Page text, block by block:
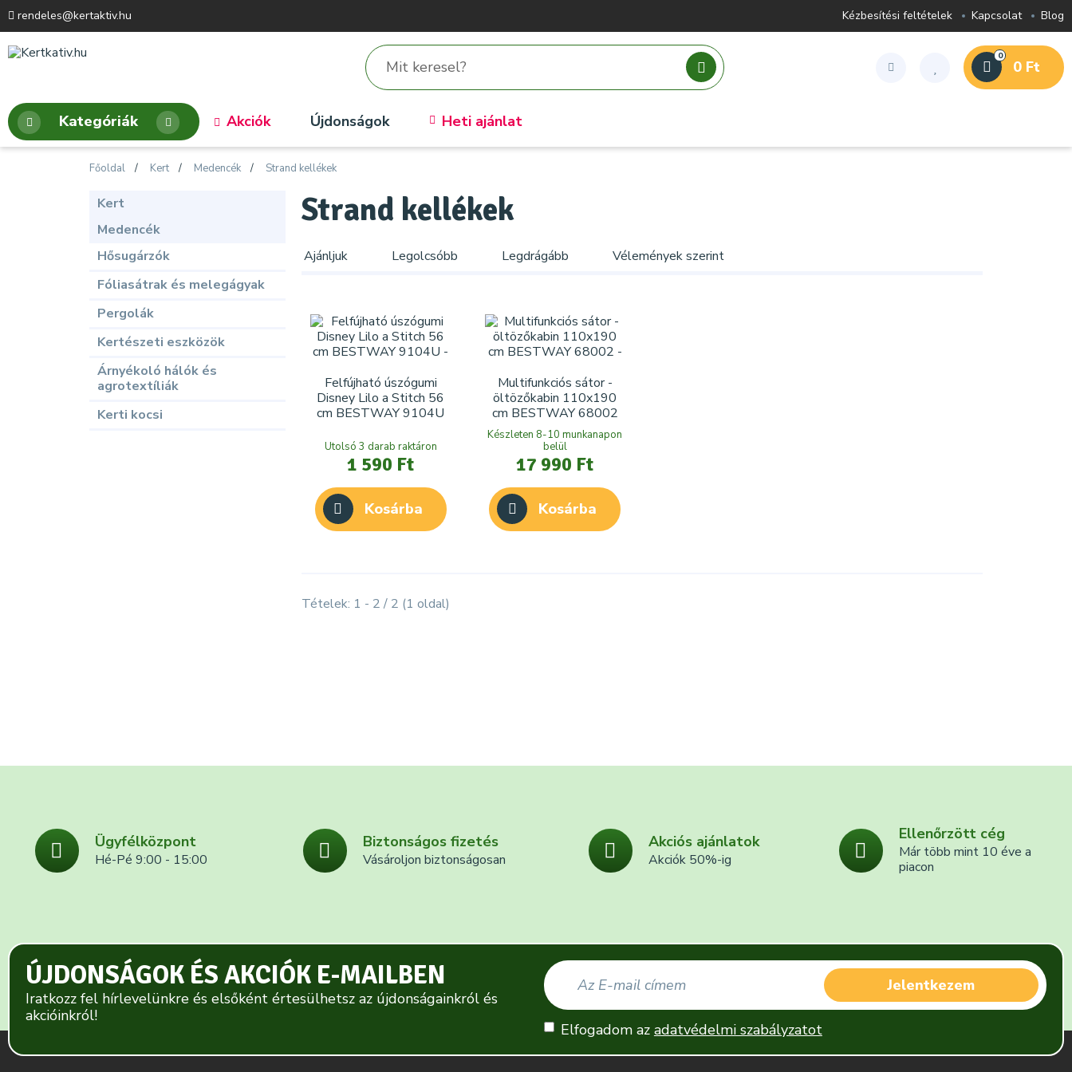
rendeles@kertaktiv.hu Kézbesítési feltételek Kapcsolat Blog
0
0 Ft
Kategóriák Akciók Újdonságok Heti ajánlat
Főoldal Kert Medencék Strand kellékek
Kert
Medencék
Hősugárzók
Fóliasátrak és melegágyak
Pergolák
Kertészeti eszközök
Árnyékoló hálók és
agrotextíliák
Kerti kocsi
Strand kellékek
Ajánljuk Legolcsóbb Legdrágább Vélemények szerint
Felfújható úszógumi
Disney Lilo a Stitch 56
cm BESTWAY 9104U
Utolsó 3 darab raktáron
1 590 Ft
Kosárba
Multifunkciós sátor -
öltözőkabin 110x190
cm BESTWAY 68002
Készleten 8-10 munkanapon
belül
17 990 Ft
Kosárba
Tételek: 1 - 2 / 2 (1 oldal)
Ügyfélközpont
Hé-Pé 9:00 - 15:00
Biztonságos fizetés
Vásároljon biztonságosan
Akciós ajánlatok
Akciók 50%-ig
Ellenőrzött cég
Már több mint 10 éve a
piacon
ÚJDONSÁGOK ÉS AKCIÓK E-MAILBEN
Iratkozz fel hírlevelünkre és elsőként értesülhetsz az újdonságainkról és
akcióinkról!
Jelentkezem
Elfogadom az adatvédelmi szabályzatot